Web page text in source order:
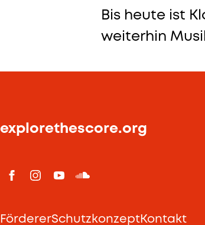
Bis heute ist
weiterhin
explorethescore.org
FördererSchutzkonzeptKontakt